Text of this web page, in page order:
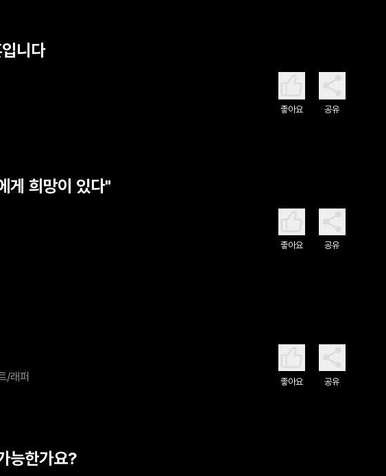
니다
좋아요 공유
게 희망이 있다"
좋아요 공유
/래퍼 좋아요 공유
능한가요?